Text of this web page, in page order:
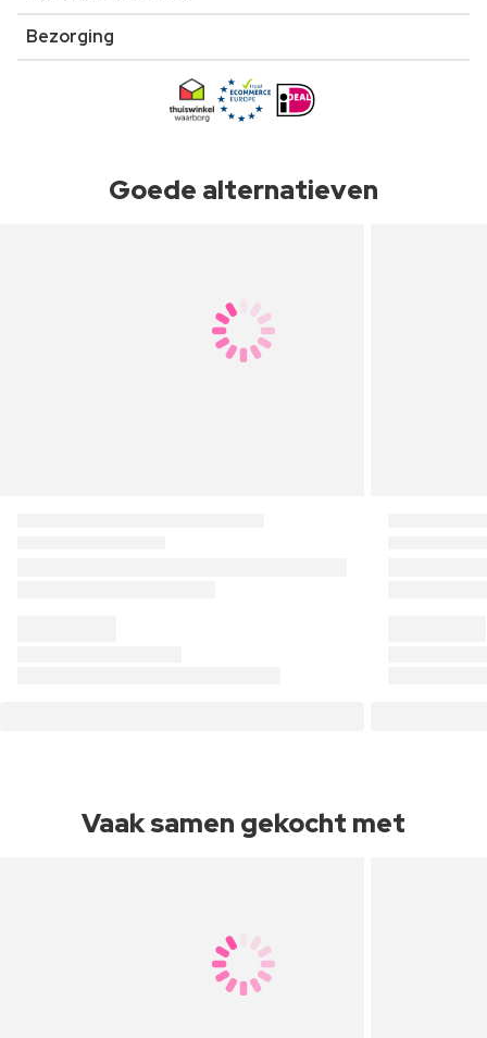
Bezorging
Goede alternatieven
Vaak samen gekocht met